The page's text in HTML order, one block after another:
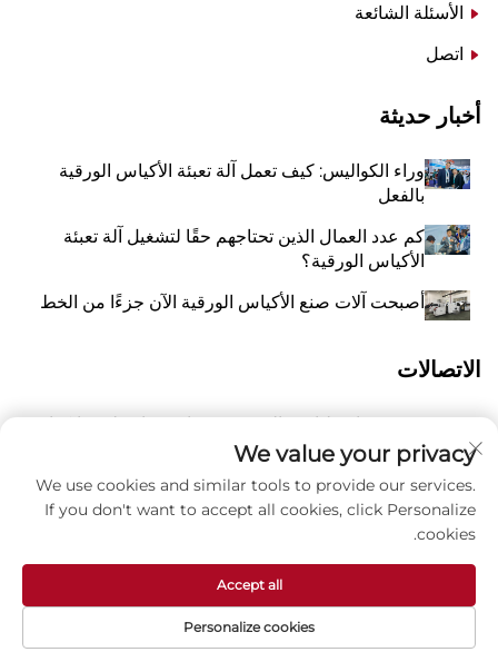
الأسئلة الشائعة
اتصل
أخبار حديثة
وراء الكواليس: كيف تعمل آلة تعبئة الأكياس الورقية
بالفعل
كم عدد العمال الذين تحتاجهم حقًا لتشغيل آلة تعبئة
الأكياس الورقية؟
أصبحت آلات صنع الأكياس الورقية الآن جزءًا من الخط
الاتصالات
رقم 118 شارع ليانغيو الشرقية، تشانغتشياو، بلدة وانكوان،
بينغيانغ، مدينة ونتشو، مقاطعة تشيجيانغ، الصين 325409
P
8615988795434
حقوق الطبع والنشر © شركة تشجيانغ زهوكسين للماكينات
We value your privacy
We use cookies and similar tools to provide our services.
If you don't want to accept all cookies, click Personalize
cookies.
Personalize cookies
Accept all